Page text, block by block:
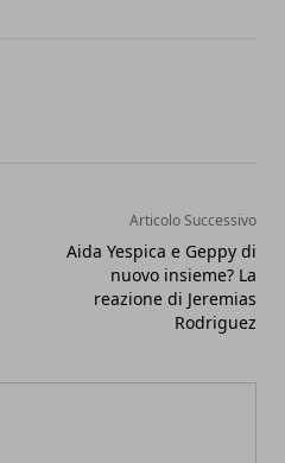
Articolo Successivo
Aida Yespica e Geppy di
nuovo insieme? La
reazione di Jeremias
Rodriguez